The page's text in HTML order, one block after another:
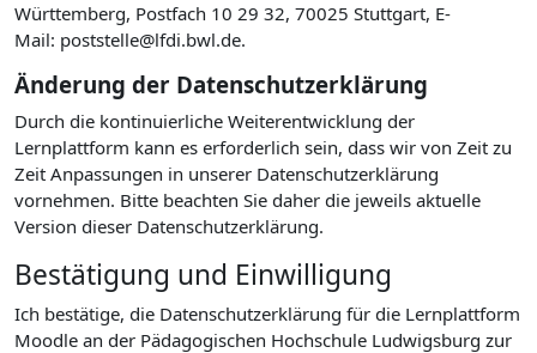
Württemberg, Postfach 10 29 32, 70025 Stuttgart, E-
Mail: poststelle@lfdi.bwl.de.
Änderung der Datenschutzerklärung
Durch die kontinuierliche Weiterentwicklung der
Lernplattform kann es erforderlich sein, dass wir von Zeit zu
Zeit Anpassungen in unserer Datenschutzerklärung
vornehmen. Bitte beachten Sie daher die jeweils aktuelle
Version dieser Datenschutzerklärung.
Bestätigung und Einwilligung
Ich bestätige, die Datenschutzerklärung für die Lernplattform
Moodle an der Pädagogischen Hochschule Ludwigsburg zur